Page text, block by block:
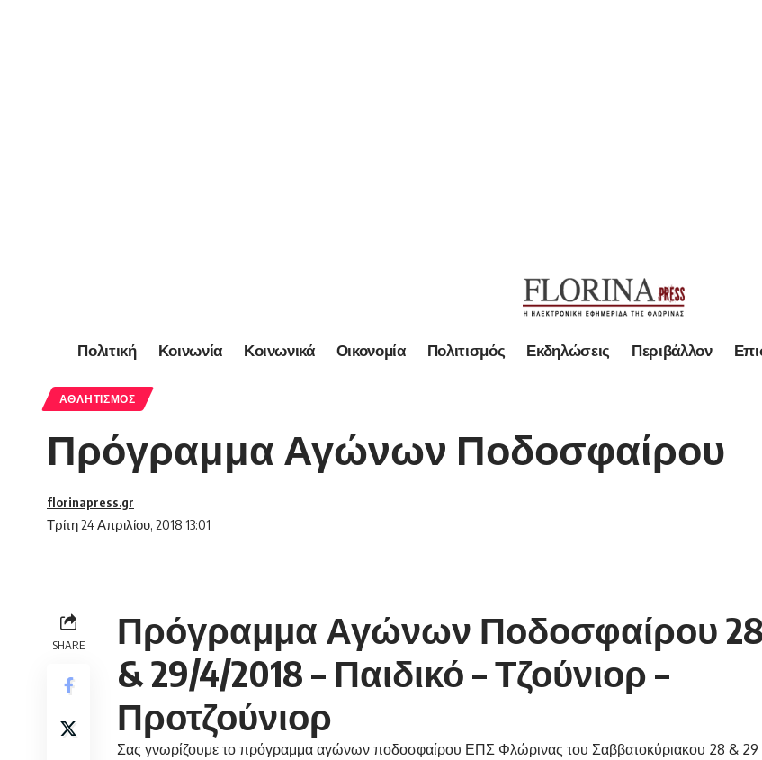
Πολιτική Κοινωνία Κοινωνικά Οικονομία Πολιτισμός Εκδηλώσεις Περιβάλλον
ΑΘΛΗΤΙΣΜΌΣ
Πρόγραμμα Αγώνων Ποδοσφαίρου
Τρίτη 24 Απριλίου, 2018 13:01
florinapress.gr
SHARE
Πρόγραμμα Αγώνων Ποδοσφαίρου 28
& 29/4/2018 – Παιδικό – Τζούνιορ –
Προτζούνιορ
Σας γνωρίζουμε το πρόγραμμα αγώνων ποδοσφαίρου ΕΠΣ Φλώρινας του Σαββατοκύριακου 28 & 29